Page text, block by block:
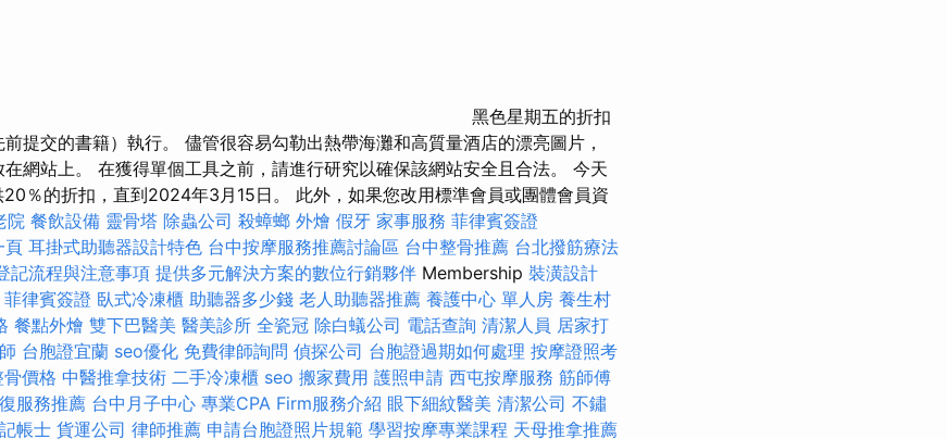
黑色星期五的折扣
提交的書籍）執行。 儘管很容易勾勒出熱帶海灘和高質量酒店的漂亮圖片，
網站上。 在獲得單個工具之前，請進行研究以確保該網站安全且合法。 今天
％的折扣，直到2024年3月15日。 此外，如果您改用標準會員或團體會員資
院 餐飲設備 靈骨塔 除蟲公司 殺蟑螂 外燴 假牙 家事服務 菲律賓簽證
頁 耳掛式助聽器設計特色 台中按摩服務推薦討論區 台中整骨推薦 台北撥筋療法
記流程與注意事項 提供多元解決方案的數位行銷夥伴 Membership 裝潢設計
菲律賓簽證 臥式冷凍櫃 助聽器多少錢 老人助聽器推薦 養護中心 單人房 養生村
餐點外燴 雙下巴醫美 醫美診所 全瓷冠 除白蟻公司 電話查詢 清潔人員 居家打
台胞證宜蘭 seo優化 免費律師詢問 偵探公司 台胞證過期如何處理 按摩證照考
價格 中醫推拿技術 二手冷凍櫃 seo 搬家費用 護照申請 西屯按摩服務 筋師傅
服務推薦 台中月子中心 專業CPA Firm服務介紹 眼下細紋醫美 清潔公司 不鏽
帳士 貨運公司 律師推薦 申請台胞證照片規範 學習按摩專業課程 天母推拿推薦